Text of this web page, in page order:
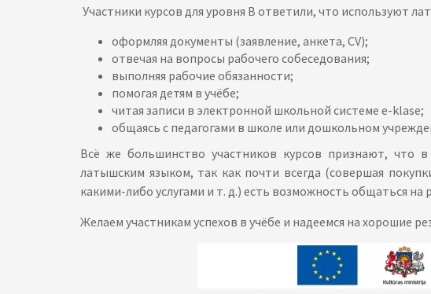
Участники курсов для уровня В ответили, что используют
оформляя документы (заявление, анкета, CV);
отвечая на вопросы рабочего собеседования;
выполняя рабочие обязанности;
помогая детям в учёбе;
читая записи в электронной школьной системе e-klasе;
общаясь с педагогами в школе или дошкольном
Всё же большинство участников курсов признают, что
латышским языком, так как почти всегда (совершая
какими-либо услугами и т. д.) есть возможность общаться на
Желаем участникам успехов в учёбе и надеемся на хорошие